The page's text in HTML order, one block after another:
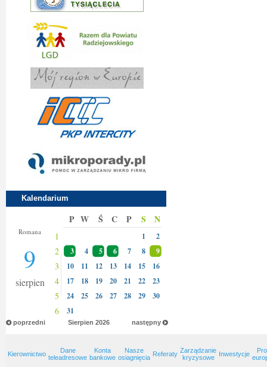
Kalendarium
Romana
9
sierpien
P W Ś C P S N
1 1 2
2 3 4 5 6 7 8 9
3 10 11 12 13 14 15 16
4 17 18 19 20 21 22 23
5 24 25 26 27 28 29 30
6 31
poprzedni następny
Sierpien 2026
Kierownictwo
Dane
teleadresowe
Konta
bankowe
Nasze
osiagnięcia Referaty Zarządzanie
kryzysowe
Inwestycje